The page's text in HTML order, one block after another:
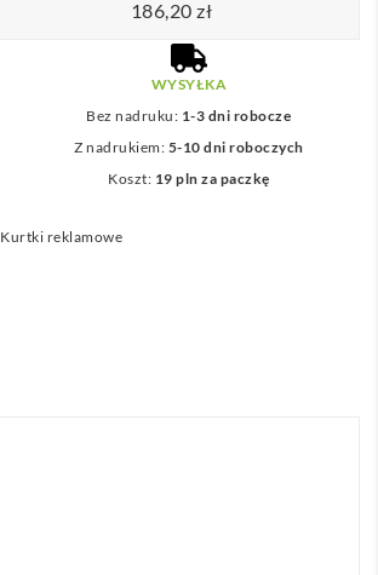
186,20zł
WYSYŁKA
Bez nadruku: 1-3 dni robocze
Z nadrukiem: 5-10 dni roboczych
Koszt: 19 pln za paczkę
Kurtki reklamowe